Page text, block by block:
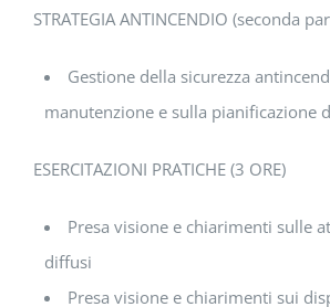
STRATEGIA ANTINCENDIO (seconda
Gestione della sicurezza
manutenzione e sulla pianificazione
ESERCITAZIONI PRATICHE (3 ORE)
Presa visione e chiarimenti sulle
diffusi
Presa visione e chiarimenti sui